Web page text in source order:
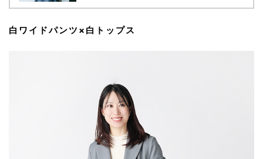
白ワイドパンツ×白トップス